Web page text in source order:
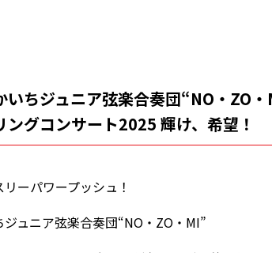
いちジュニア弦楽合奏団“NO・ZO
ングコンサート2025 輝け、希望！
ーパワープッシュ！
ジュニア弦楽合奏団“NO・ZO・MI”